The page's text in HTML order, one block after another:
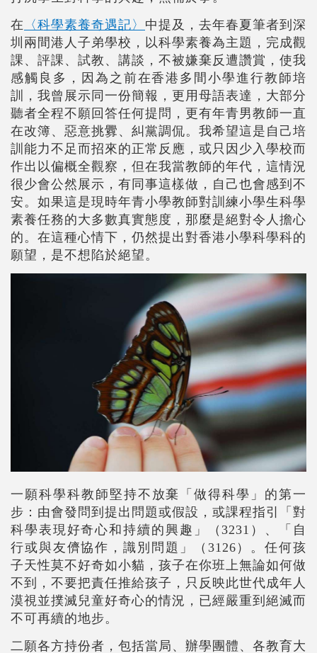
在 〈科學素養奇遇記〉 中提及 ，去年春夏筆者到深
圳兩間港人子弟學校，以科學素養為主題，完成觀
課、評課、試教、講談，不被嫌棄反遭讚賞，使我
感觸良多，因為之前在香港多間小學進行教師培
訓，我曾展示同一份簡報，更用母語表達，大部分
聽者全程不願回答任何提問，更有年青男教師一直
在改簿、惡意挑釁、糾黨調侃。我希望這是自己培
訓能力不足而招來的正常反應 ，或只因少入學校而
作出 以偏概全觀察 ，但在我當教師的年代，這情況
很少會公然展示，有同事這樣做，自己也會感到不
安。如果這是現時年青小學教師對訓練小學生科學
素養任務的大多數真實態度，那麼是絕對令人擔心
的。在這種心情下，仍然提出對香港小學科學科的
願望 ，是不想陷於絕望。
一願科學科教師堅持不放棄「做得科學」的第一
步：由會發問到提出問題或假設，或課程指引「對
科學表現好奇心和持續的興趣」（3231 ）、「自
行或與友儕協作，識別問題」（ 3126 ）。任何孩
子天性莫不好奇如小貓，孩子在你班上無論如何做
不到，不要把責任推給孩子，只反映此世代成年人
漠視並撲滅兒童好奇心的情況，已經嚴重到絕滅而
不可再續的地步。
二願各方持份者，包括當局、辦學團體、各教育大